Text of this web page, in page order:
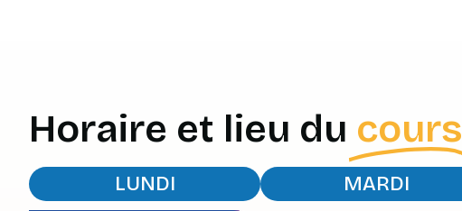
Horaire et lieu du cours
LUNDI MARDI